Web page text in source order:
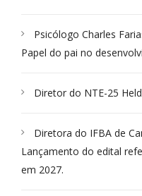
Psicólogo Charles
Papel do pai no
Diretor do NTE-25
Diretora do IFBA de
Lançamento do edital
em 2027.